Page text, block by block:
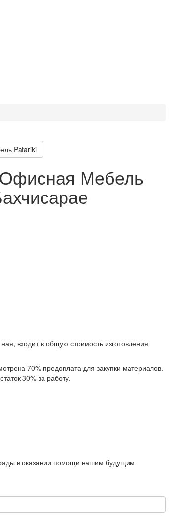
Patariki
Мебель
входит в общую стоимость изготовления
70% предоплата для закупки материалов.
30% за работу.
рады в оказании помощи нашим будущим